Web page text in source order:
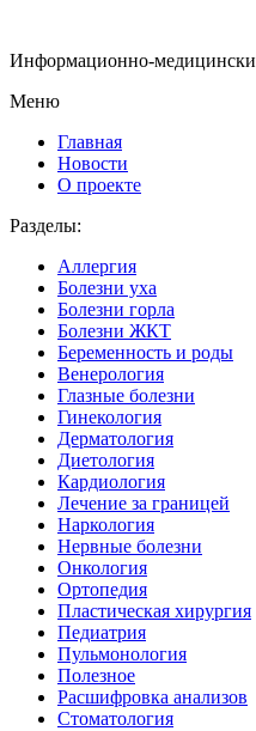
Информационно-
Меню
Главная
Новости
О проекте
Разделы:
Аллергия
Болезни уха
Болезни горла
Болезни ЖКТ
Беременность и роды
Венерология
Глазные болезни
Гинекология
Дерматология
Диетология
Кардиология
Лечение за границей
Наркология
Нервные болезни
Онкология
Ортопедия
Пластическая хирургия
Педиатрия
Пульмонология
Полезное
Расшифровка анализов
Стоматология